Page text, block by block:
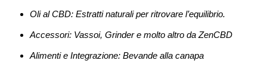
Oli al CBD: Estratti naturali per ritrovare l’equilibrio.
Accessori: Vassoi, Grinder e molto altro da ZenCBD
Alimenti e Integrazione: Bevande alla canapa